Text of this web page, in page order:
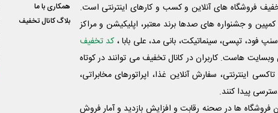
فروشگاه های آنلاین و کسب و‌ کارهای اینترنتی است.
و جشنواره های صدها برند معتبر، اپلیکیشن و مراکز
فود، تپسی، سینماتیکت، بانی مد، علی‌ بابا ، کد تخفیف
وبسایت ‌هاست. کاربران در کانال تخفیف می توانند در کوتاه
اینترنتی، سفارش آنلاین غذا، اپراتورهای مخابراتی،
پیدا کنند.
فروشگاه ها در صحنه رقابت و افزایش بازدید و آمار فروش
همکاری با ما
بلاگ کانال تخفیف